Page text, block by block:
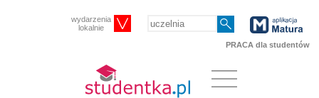
wydarzenia
lokalnie
PRACA dla studentów